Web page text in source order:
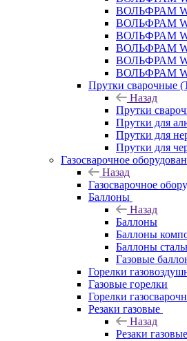
ВОЛЬФРАМ
ВОЛЬФРАМ
ВОЛЬФРАМ
ВОЛЬФРАМ
ВОЛЬФРАМ
ВОЛЬФРАМ
Прутки сварочные
Назад
Прутки
Прутки для
Прутки для
Прутки для
Газосварочное
Назад
Газосварочное
Баллоны
Назад
Баллоны
Баллоны
Баллоны
Газовые
Горелки
Газовые горелки
Горелки
Резаки газовые
Назад
Резаки газовые